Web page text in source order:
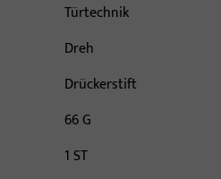
Türtechnik
Dreh
Drückerstift
66 G
1 ST